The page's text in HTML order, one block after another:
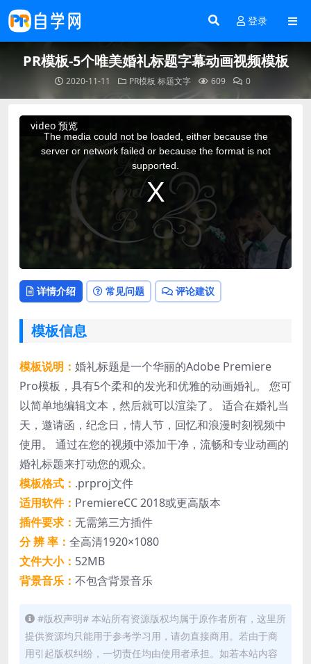
登录
PR模板-5个唯美婚礼标题字幕动画视频模板
2020-11-11 PR模板 标题文字 609 0
video 预览
This
The media could not be loaded, either because the
server or network failed or because the format is not
supported.
详情介绍 常见问题 评论建议
模板信息
模板说明： 婚礼标题是一个华丽的Adobe Premiere
Pro模板，具有5个柔和的发光和优雅的动画婚礼。 您可
以简单地编辑文本，然后就可以渲染了。 适合在婚礼当
天，邀请函，纪念日，情人节，回忆和浪漫时刻视频中
使用。 通过在您的视频中添加干净，流畅和专业动画的
婚礼标题来打动您的观众。
模板格式： .prproj文件
适用软件： PremiereCC 2018或更高版本
插件要求： 无需第三方插件
分 辨 率： 全高清1920×1080
文件大小： 52MB
背景音乐： 不包含背景音乐
#版权声明# 本站所有资源版权均属于原作者所有，这里所
提供资源均只能用于参考学习用，请勿直接商用。若由于商
用引起版权纠纷，一切责任均由使用者承担。如若本站内容